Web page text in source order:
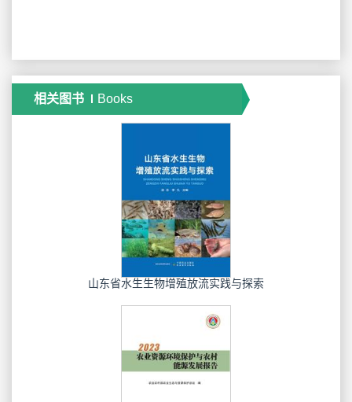
相关图书 Books
山东省水生生物增殖放流实践与探索